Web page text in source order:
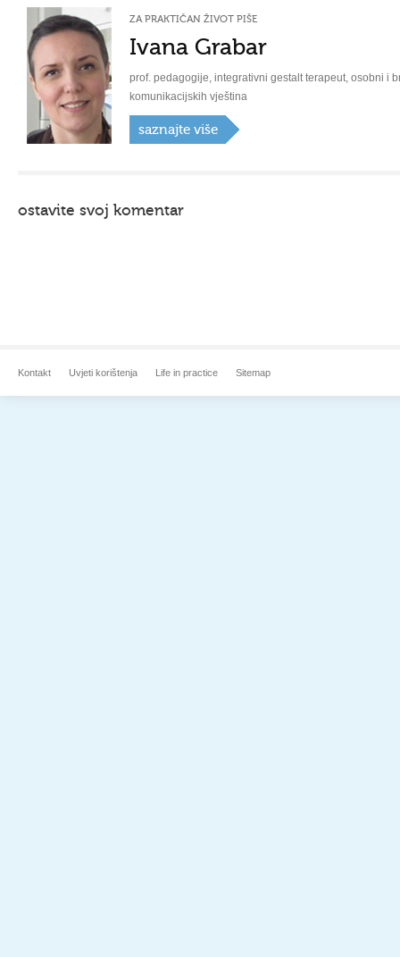
ZA PRAKTIČAN ŽIVOT PIŠE
Ivana Grabar
prof. pedagogije, integrativni gestalt terapeut, osobni i
komunikacijskih vještina
saznajte više
ostavite svoj komentar
Kontakt Uvjeti korištenja Life in practice Sitemap